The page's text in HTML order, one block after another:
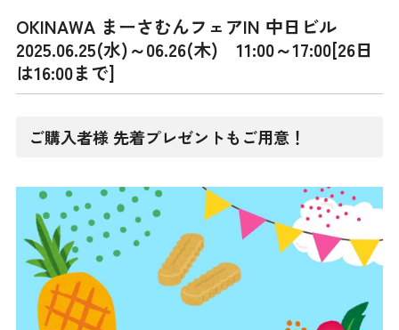
OKINAWA まーさむんフェアIN 中日ビル
2025.06.25(水)～06.26(木) 11:00～17:00[26日
は16:00まで]
ご購入者様 先着プレゼントもご用意！